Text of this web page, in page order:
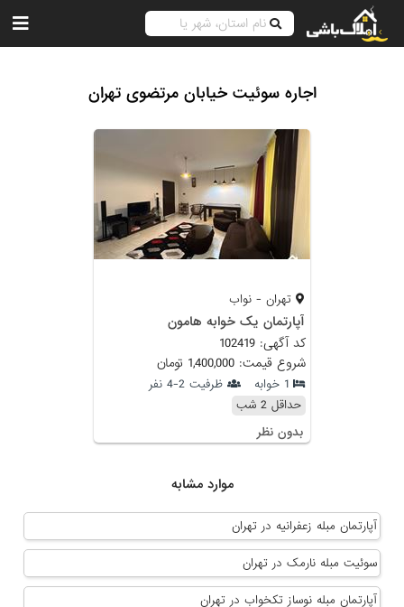
اجاره سوئیت خیابان مرتضوی تهران
تهران - نواب
آپارتمان یک خوابه هامون
کد آگهی: 102419
شروع قیمت: 1,400,000 تومان
1 خوابه
ظرفیت 2-4 نفر
حداقل 2 شب
بدون نظر
موارد مشابه
آپارتمان مبله زعفرانیه در تهران
سوئیت مبله نارمک در تهران
آپارتمان مبله نوساز تکخواب در تهران